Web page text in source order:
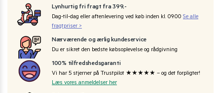
Lynhurtig fri fragt fra 399,-
Dag-til-dag eller aftenlevering ved køb inden kl. 09:00 Se alle
fragtpriser >
Nærværende og ærlig kundeservice
Du er sikret den bedste købsoplevelse og rådgivning
100% tilfredshedsgaranti
Vi har 5 stjerner på Trustpilot ★★★★★ – og det forpligter!
Læs vores anmeldelser her